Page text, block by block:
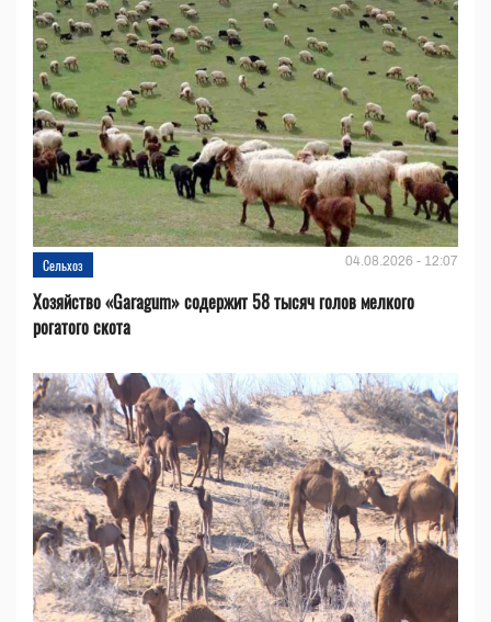
Сельхоз 04.08.2026 - 12:07
Хозяйство «Garagum» содержит 58 тысяч голов мелкого
рогатого скота